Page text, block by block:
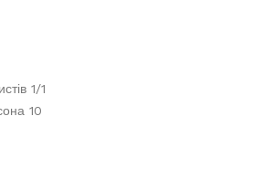
1/1
10